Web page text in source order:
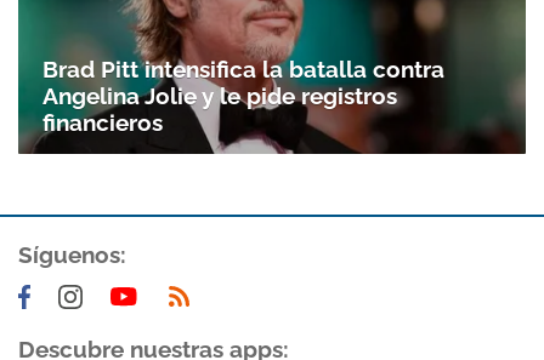
Brad Pitt intensifica la batalla contra
Angelina Jolie y le pide registros
financieros
Síguenos:
Descubre nuestras apps: